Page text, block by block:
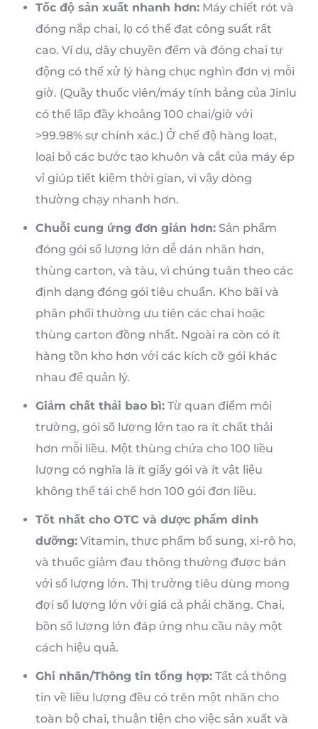
Tốc độ sản xuất nhanh hơn: Máy chiết rót và
đóng nắp chai, lọ có thể đạt công suất rất
cao. Ví dụ, dây chuyền đếm và đóng chai tự
động có thể xử lý hàng chục nghìn đơn vị mỗi
giờ. (Quầy thuốc viên/máy tính bảng của Jinlu
có thể lấp đầy khoảng 100 chai/giờ với
>99.98% sự chính xác.) Ở chế độ hàng loạt,
loại bỏ các bước tạo khuôn và cắt của máy ép
vỉ giúp tiết kiệm thời gian, vì vậy dòng
thường chạy nhanh hơn.
Chuỗi cung ứng đơn giản hơn: Sản phẩm
đóng gói số lượng lớn dễ dán nhãn hơn,
thùng carton, và tàu, vì chúng tuân theo các
định dạng đóng gói tiêu chuẩn. Kho bãi và
phân phối thường ưu tiên các chai hoặc
thùng carton đồng nhất. Ngoài ra còn có ít
hàng tồn kho hơn với các kích cỡ gói khác
nhau để quản lý.
Giảm chất thải bao bì: Từ quan điểm môi
trường, gói số lượng lớn tạo ra ít chất thải
hơn mỗi liều. Một thùng chứa cho 100 liều
lượng có nghĩa là ít giấy gói và ít vật liệu
không thể tái chế hơn 100 gói đơn liều.
Tốt nhất cho OTC và dược phẩm dinh
dưỡng: Vitamin, thực phẩm bổ sung, xi-rô ho,
và thuốc giảm đau thông thường được bán
với số lượng lớn. Thị trường tiêu dùng mong
đợi số lượng lớn với giá cả phải chăng. Chai,
bồn số lượng lớn đáp ứng nhu cầu này một
cách hiệu quả.
Ghi nhãn/Thông tin tổng hợp: Tất cả thông
tin về liều lượng đều có trên một nhãn cho
toàn bộ chai, thuận tiện cho việc sản xuất và